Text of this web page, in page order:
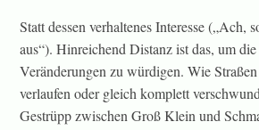
Statt dessen verhaltenes Interesse („Ach,
aus“). Hinreichend Distanz ist das, um
Veränderungen zu würdigen. Wie
verlaufen oder gleich komplett
Gestrüpp zwischen Groß Klein und